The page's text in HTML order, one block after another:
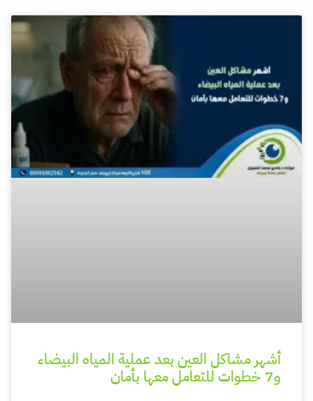
أشهر مشاكل العين بعد عملية المياه البيضاء
و7 خطوات للتعامل معها بأمان